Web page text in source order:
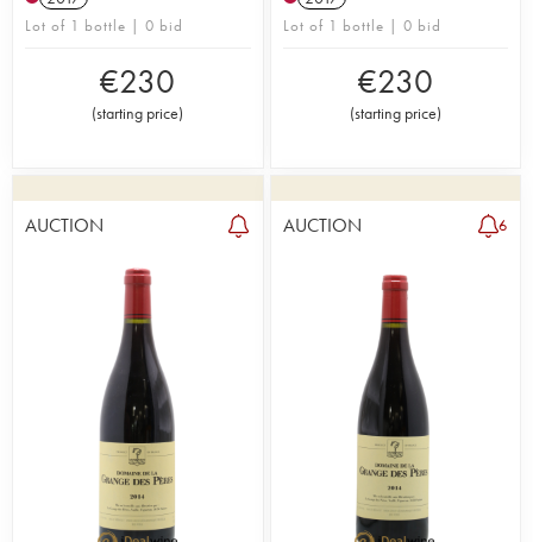
Lot of 1 bottle | 0 bid
€230
(starting price)
Lot of 1 bottle | 0 bid
€230
(starting price)
AUCTION AUCTION 6